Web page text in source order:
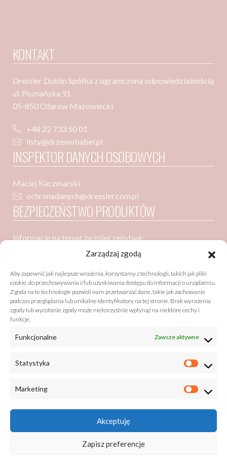
Zarządzaj zgodą
Aby zapewnić jak najlepsze wrażenia, korzystamy z technologii, takich jak pliki
cookie, do przechowywania i/lub uzyskiwania dostępu do informacji o urządzeniu.
Zgoda na te technologie pozwoli nam przetwarzać dane, takie jak zachowanie
podczas przeglądania lub unikalne identyfikatory na tej stronie. Brak wyrażenia
zgody lub wycofanie zgody może niekorzystnie wpłynąć na niektóre cechy i
funkcje.
Funkcjonalne Zawsze aktywne
Statystyka
Marketing
Akceptuję
Zapisz preferencje
KONTAKT
Dressler Dublin Spółka z ograniczoną odpowiedzialnością
ul. Poznańska 91
05-850 Ożarów Mazowiecki
+48 22 733 50 01
listy@drzewobabel.pl
INSPEKTOR DANYCH OSOBOWYCH
Maciej Kaczmarski
ochronadanych@dressler.com.pl
BEZPIECZEŃSTWO PRODUKTÓW
Informacje na temat bezpieczeństwa:
Dressler Dublin Spółka z ograniczoną odpowiedzialnością
05-850 Ożarów Mazowiecki
Bezpieczeństwo zgodne z GPSR (General Product Safety
+48 22 733 50 01